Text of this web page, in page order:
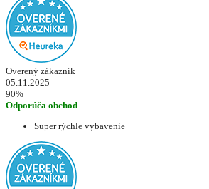
Overený zákazník
05.11.2025
90%
Odporúča obchod
Super rýchle vybavenie